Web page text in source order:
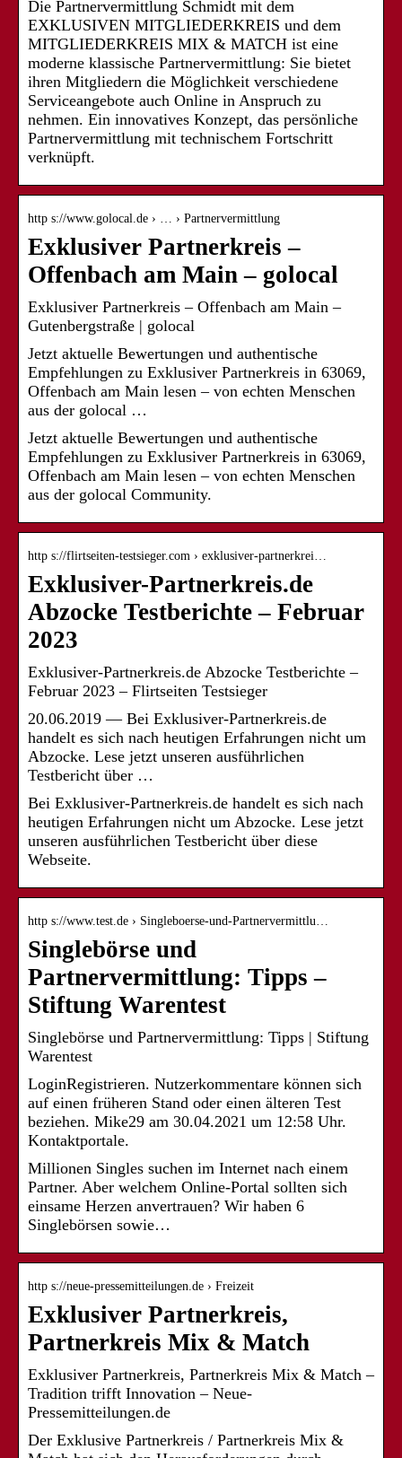
Die Partnervermittlung Schmidt mit dem
EXKLUSIVEN MITGLIEDERKREIS und dem
MITGLIEDERKREIS MIX & MATCH ist eine
moderne klassische Partnervermittlung: Sie bietet
ihren Mitgliedern die Möglichkeit verschiedene
Serviceangebote auch Online in Anspruch zu
nehmen. Ein innovatives Konzept, das persönliche
Partnervermittlung mit technischem Fortschritt
verknüpft.
http s://www.golocal.de › … › Partnervermittlung
Exklusiver Partnerkreis –
Offenbach am Main – golocal
Exklusiver Partnerkreis – Offenbach am Main –
Gutenbergstraße | golocal
Jetzt aktuelle Bewertungen und authentische
Empfehlungen zu Exklusiver Partnerkreis in 63069,
Offenbach am Main lesen – von echten Menschen
aus der golocal …
Jetzt aktuelle Bewertungen und authentische
Empfehlungen zu Exklusiver Partnerkreis in 63069,
Offenbach am Main lesen – von echten Menschen
aus der golocal Community.
http s://flirtseiten-testsieger.com › exklusiver-partnerkrei…
Exklusiver-Partnerkreis.de
Abzocke Testberichte – Februar
2023
Exklusiver-Partnerkreis.de Abzocke Testberichte –
Februar 2023 – Flirtseiten Testsieger
20.06.2019 — Bei Exklusiver-Partnerkreis.de
handelt es sich nach heutigen Erfahrungen nicht um
Abzocke. Lese jetzt unseren ausführlichen
Testbericht über …
Bei Exklusiver-Partnerkreis.de handelt es sich nach
heutigen Erfahrungen nicht um Abzocke. Lese jetzt
unseren ausführlichen Testbericht über diese
Webseite.
http s://www.test.de › Singleboerse-und-Partnervermittlu…
Singlebörse und
Partnervermittlung: Tipps –
Stiftung Warentest
Singlebörse und Partnervermittlung: Tipps | Stiftung
Warentest
LoginRegistrieren. Nutzerkommentare können sich
auf einen früheren Stand oder einen älteren Test
beziehen. Mike29 am 30.04.2021 um 12:58 Uhr.
Kontaktportale.
Millionen Singles suchen im Internet nach einem
Partner. Aber welchem Online-Portal sollten sich
einsame Herzen anvertrauen? Wir haben 6
Singlebörsen sowie…
http s://neue-pressemitteilungen.de › Freizeit
Exklusiver Partnerkreis,
Partnerkreis Mix & Match
Exklusiver Partnerkreis, Partnerkreis Mix & Match –
Tradition trifft Innovation – Neue-
Pressemitteilungen.de
Der Exklusive Partnerkreis / Partnerkreis Mix &